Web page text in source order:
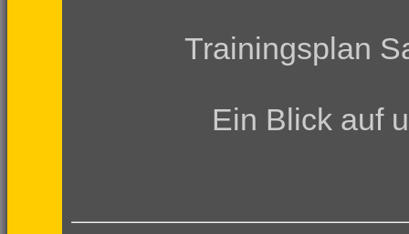
Trainingsplan
Ein Blick auf